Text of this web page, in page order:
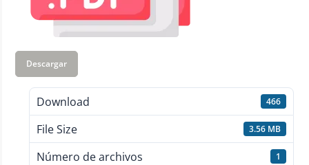
Descargar
Download 466
File Size 3.56 MB
Número de archivos 1